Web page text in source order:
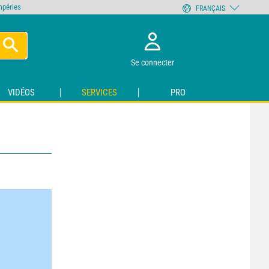
Se connecter
VIDÉOS SERVICES PRO
FRANÇAIS